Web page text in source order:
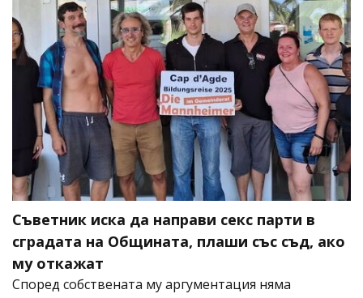
Съветник иска да направи секс парти в
сградата на Общината, плаши със съд, ако
му откажат
Според собствената му аргументация няма